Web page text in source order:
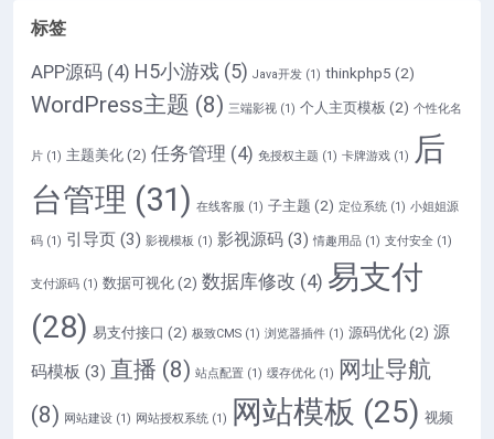
标签
APP源码 (4) H5小游戏 (5) Java开发 (1) thinkphp5 (2)
WordPress主题 (8) 三端影视 (1) 个人主页模板 (2) 个性化名
片 (1) 主题美化 (2) 任务管理 (4) 免授权主题 (1) 卡牌游戏 (1)
后
台管理 (31) 在线客服 (1) 子主题 (2) 定位系统 (1) 小姐姐源
码 (1) 引导页 (3) 影视模板 (1) 影视源码 (3) 情趣用品 (1) 支付安全 (1)
支付源码 (1) 数据可视化 (2) 数据库修改 (4) 易支付
(28) 易支付接口 (2) 极致CMS (1) 浏览器插件 (1) 源码优化 (2) 源
码模板 (3) 直播 (8) 站点配置 (1) 缓存优化 (1)
网址导航
(8) 网站建设 (1) 网站授权系统 (1) 网站模板 (25) 视频